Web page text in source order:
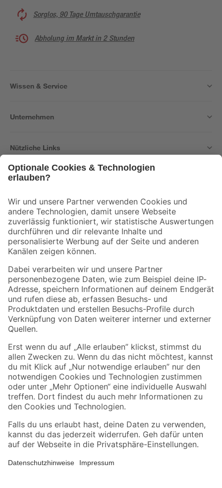
Sorglos, 90 Tage Umtauschgarantie
Abholung im Markt in 2 Stunden
Wissen & Service
Unternehmen
Nützliche Links
Der toom Newsletter: Keine Angebote und Aktionen mehr verpassen!
Zur Newsletter Anmeldung
Folge uns
Zahlungsarten Versandarten
Sicher einkaufen
Jetzt die toom-App herunterladen
Alle Preisangaben in EUR inkl. gesetzl. MwSt.. Die dargestellten Angebote sind unter
Umständen nicht in allen Märkten verfügbar. Die angegebenen Verfügbarkeiten beziehen
Produkte nur solange der Vorrat reicht.
*Paketversand ab 59 € versandkostenfrei, gilt nicht für Artikel mit Speditionsversand, hier